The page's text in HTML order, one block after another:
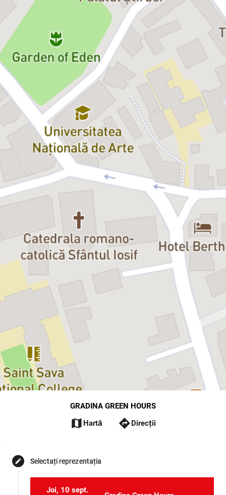
maintain silence out of respect for the artists and the other
members of the audience.
GRADINA GREEN HOURS
map Hartă directionsDirecții
edit Selectați reprezentația
Joi, 10 sept.